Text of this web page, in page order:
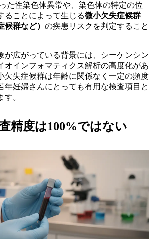
た性染色体異常や、染色体の特定の位
ることによって生じる微小欠失症候群
候群など） の疾患リスクを判定すること
が広がっている背景には、シーケンシン
オインフォマティクス解析の高度化があ
欠失症候群は年齢に関係なく一定の頻度
年妊婦さんにとっても有用な検査項目と
す。
精度は100%ではない